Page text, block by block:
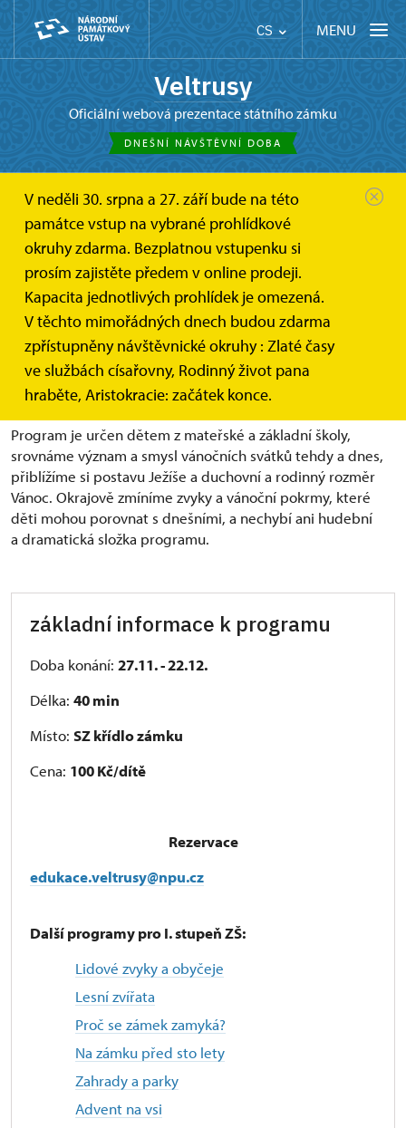
CS MENU
Veltrusy
oficiální webová prezentace státního zámku
DNEŠNÍ NÁVŠTĚVNÍ DOBA
V neděli 30. srpna a 27. září bude na této
památce vstup na vybrané prohlídkové
okruhy zdarma. Bezplatnou vstupenku si
prosím zajistěte předem v online prodeji.
Kapacita jednotlivých prohlídek je omezená.
V těchto mimořádných dnech budou zdarma
zpřístupněny návštěvnické okruhy : Zlaté časy
ve službách císařovny, Rodinný život pana
hraběte, Aristokracie: začátek konce.
Vánoce na zámku
Jak se na zámku slavily před sto lety Vánoce? Vydejte
se s námi na návštěvu k paní hraběnce a panu
hraběti a podíváme se, co pro ně znamenaly vánoční
svátky, jak je prožívali a jaké drželi zvyky.
Program je určen dětem z mateřské a základní školy,
srovnáme význam a smysl vánočních svátků tehdy a dnes,
přiblížíme si postavu Ježíše a duchovní a rodinný rozměr
Vánoc. Okrajově zmíníme zvyky a vánoční pokrmy, které
děti mohou porovnat s dnešními, a nechybí ani hudební
a dramatická složka programu.
základní informace k programu
Doba konání: 27.11. - 22.12.
Délka: 40 min
Místo: SZ křídlo zámku
Cena: 100 Kč/dítě
Rezervace
edukace.veltrusy@npu.cz
Další programy pro I. stupeň ZŠ:
Lidové zvykya obyčeje
Lesní zvířata
Proč se zámek zamyká?
Na zámku před sto lety
Zahrady a parky
Advent na vsi